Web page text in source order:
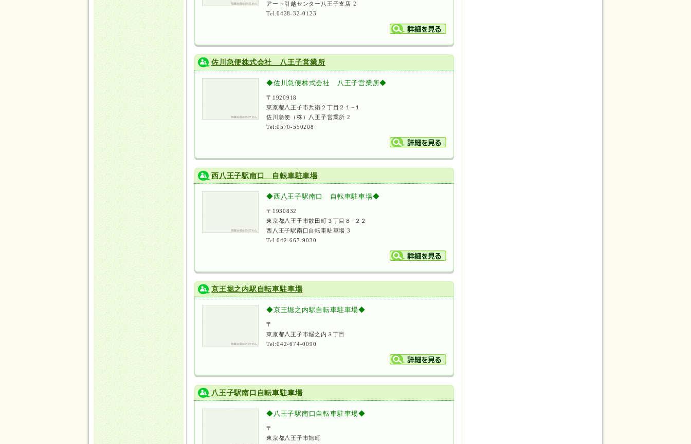
アート引越センター八王子支店 2
Tel:0428-32-0123
佐川急便株式会社 八王子営業所
◆佐川急便株式会社 八王子営業所◆
〒1920918
東京都八王子市兵衛２丁目２１−１
佐川急便（株）八王子営業所 2
Tel:0570-550208
西八王子駅南口 自転車駐車場
◆西八王子駅南口 自転車駐車場◆
〒1930832
東京都八王子市散田町３丁目８−２２
西八王子駅南口自転車駐車場 3
Tel:042-667-9030
京王堀之内駅自転車駐車場
◆京王堀之内駅自転車駐車場◆
〒
東京都八王子市堀之内３丁目
Tel:042-674-0090
八王子駅南口自転車駐車場
◆八王子駅南口自転車駐車場◆
〒
東京都八王子市旭町